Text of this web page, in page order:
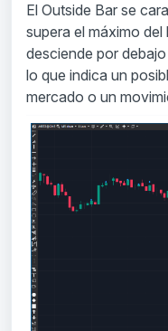
El Outside Bar se
supera el máximo
desciende por
lo que indica un
mercado o un